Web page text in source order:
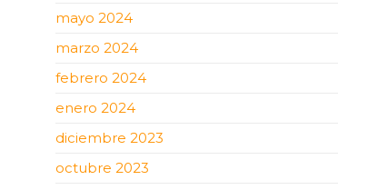
mayo 2024
marzo 2024
febrero 2024
enero 2024
diciembre 2023
octubre 2023